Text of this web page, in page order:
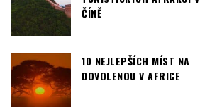
ČÍNĚ
10 NEJLEPŠÍCH MÍST NA
DOVOLENOU V AFRICE